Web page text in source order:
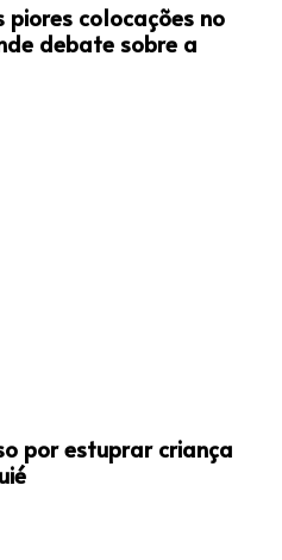
colocações no
debate sobre a
por estuprar criança